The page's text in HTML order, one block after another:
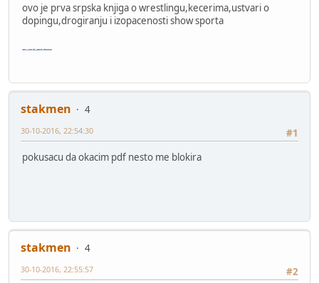
ovo je prva srpska knjiga o wrestlingu,kecerima,ustvari o
dopingu,drogiranju i izopacenosti show sporta
stakmen
4
#1
30-10-2016, 22:54:30
pokusacu da okacim pdf nesto me blokira
stakmen
4
#2
30-10-2016, 22:55:57